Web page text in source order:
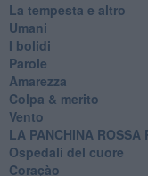
La tempesta e altro
Umani
I bolidi
Parole
Amarezza
Colpa & merito
Vento
​LA PANCHINA
Ospedali del cuore
Coraçào